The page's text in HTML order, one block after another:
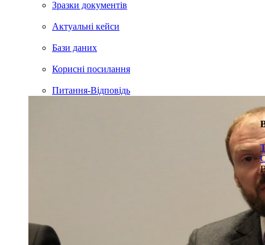
Зразки документів
Актуальні кейси
Бази даних
Корисні посилання
Питання-Відповідь